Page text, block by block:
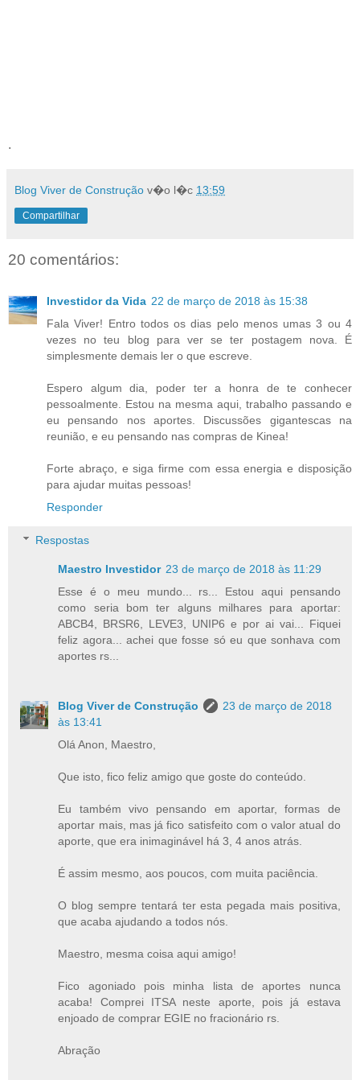
.
Blog Viver de Construção v�o l�c 13:59
Compartilhar
20 comentários:
Investidor da Vida 22 de março de 2018 às 15:38
Fala Viver! Entro todos os dias pelo menos umas 3 ou 4
vezes no teu blog para ver se ter postagem nova. É
simplesmente demais ler o que escreve.
Espero algum dia, poder ter a honra de te conhecer
pessoalmente. Estou na mesma aqui, trabalho passando e
eu pensando nos aportes. Discussões gigantescas na
reunião, e eu pensando nas compras de Kinea!
Forte abraço, e siga firme com essa energia e disposição
para ajudar muitas pessoas!
Responder
Respostas
Maestro Investidor 23 de março de 2018 às 11:29
Esse é o meu mundo... rs... Estou aqui pensando
como seria bom ter alguns milhares para aportar:
ABCB4, BRSR6, LEVE3, UNIP6 e por ai vai... Fiquei
feliz agora... achei que fosse só eu que sonhava com
aportes rs...
Blog Viver de Construção
23 de março de 2018
às 13:41
Olá Anon, Maestro,
Que isto, fico feliz amigo que goste do conteúdo.
Eu também vivo pensando em aportar, formas de
aportar mais, mas já fico satisfeito com o valor atual do
aporte, que era inimaginável há 3, 4 anos atrás.
É assim mesmo, aos poucos, com muita paciência.
O blog sempre tentará ter esta pegada mais positiva,
que acaba ajudando a todos nós.
Maestro, mesma coisa aqui amigo!
Fico agoniado pois minha lista de aportes nunca
acaba! Comprei ITSA neste aporte, pois já estava
enjoado de comprar EGIE no fracionário rs.
Abração